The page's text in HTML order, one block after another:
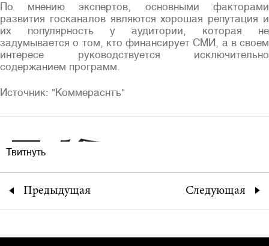
По мнению экспертов, основными факторами
развития госканалов являются хорошая репутация и
их популярность у аудитории, которая не
задумывается о том, кто финансирует СМИ, а в своем
интересе руководствуется исключительно
содержанием программ.
Источник: "Коммераснтъ"
Твитнуть
Предыдущая Следующая